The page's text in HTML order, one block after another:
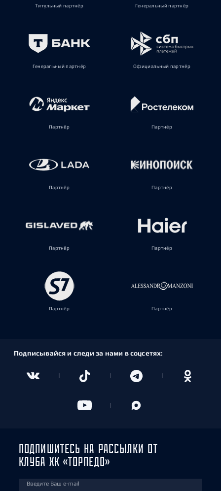
Титульный партнёр Генеральный партнёр
Генеральный партнёр Официальный партнёр
Партнёр Партнёр
Партнёр Партнёр
Партнёр Партнёр
Партнёр Партнёр
Подписывайся и следи за нами в соцсетях:
ПОДПИШИТЕСЬ НА РАССЫЛКИ ОТ
КЛУБА ХК «ТОРПЕДО»
Введите Ваш e-mail